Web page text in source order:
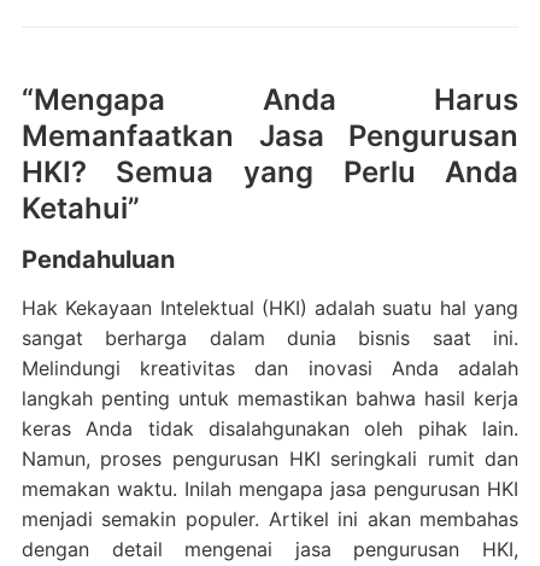
“Mengapa Anda Harus
Memanfaatkan Jasa Pengurusan
HKI? Semua yang Perlu Anda
Ketahui”
Pendahuluan
Hak Kekayaan Intelektual (HKI) adalah suatu hal yang
sangat berharga dalam dunia bisnis saat ini.
Melindungi kreativitas dan inovasi Anda adalah
langkah penting untuk memastikan bahwa hasil kerja
keras Anda tidak disalahgunakan oleh pihak lain.
Namun, proses pengurusan HKI seringkali rumit dan
memakan waktu. Inilah mengapa jasa pengurusan HKI
menjadi semakin populer. Artikel ini akan membahas
dengan detail mengenai jasa pengurusan HKI,